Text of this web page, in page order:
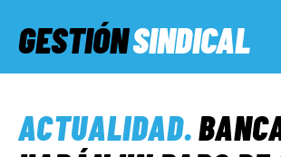
GESTIÓNSINDICAL
ACTUALIDAD.